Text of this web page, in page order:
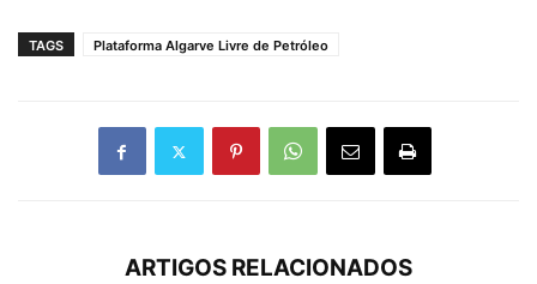
TAGS Plataforma Algarve Livre de Petróleo
ARTIGOS RELACIONADOS